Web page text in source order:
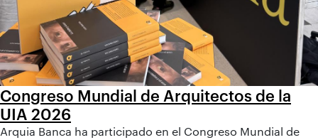
Congreso Mundial de Arquitectos de la
UIA 2026
Arquia Banca ha participado en el Congreso Mundial de